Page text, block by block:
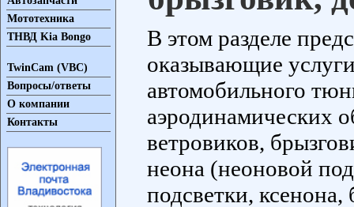
Мототехника
ТНВД Kia Bongo
TwinCam (VBC)
Вопросы/ответы
О компании
Контакты
В этом разделе
оказывающие
автомобильного
аэродинамических
ветровиков,
неона (неоновой
подсветки,